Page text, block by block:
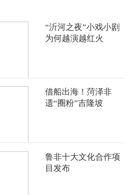
“沂河之夜”小戏小剧
为何越演越红火
借船出海！菏泽非
遗“圈粉”吉隆坡
鲁非十大文化合作项
目发布